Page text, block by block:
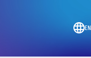
EN